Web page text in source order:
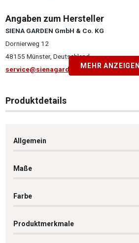
Angaben zum Hersteller
SIENA GARDEN GmbH & Co. KG
Dornierweg 12
48155 Münster, Deutschland
service@sienagarden.deMEHR ANZEIGEN
Produktdetails
Allgemein
Maße
Farbe
Produktmerkmale